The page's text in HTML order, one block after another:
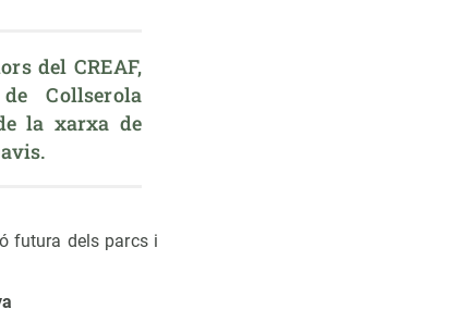
del CREAF,
Collserola
la xarxa de
futura dels parcs i